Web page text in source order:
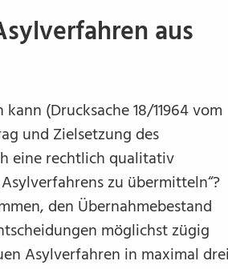
aus
(Drucksache 18/11964 vom
und Zielsetzung des
eine rechtlich qualitativ
zu übermitteln“?
den Übernahmebestand
möglichst zügig
Asylverfahren in maximal